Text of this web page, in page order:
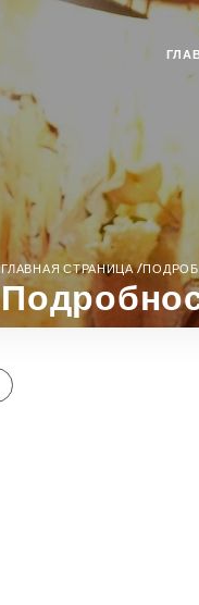
ГЛАВНАЯ СТРАНИЦА/